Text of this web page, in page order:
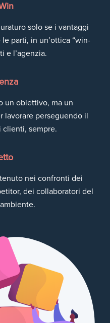
solo se i vantaggi
parti, in un’ottica “win-
e l’agenzia.
un obiettivo, ma un
lavorare perseguendo il
clienti, sempre.
nei confronti dei
dei collaboratori del